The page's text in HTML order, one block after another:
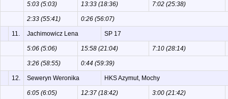
5:03 (5:03) 13:33 (18:36) 7:02 (25:38)
2:33 (55:41) 0:26 (56:07)
11. Jachimowicz Lena SP 17
5:06 (5:06) 15:58 (21:04) 7:10 (28:14)
3:26 (58:55) 0:44 (59:39)
12. Seweryn Weronika HKS Azymut, Mochy
6:05 (6:05) 12:37 (18:42) 3:00 (21:42)